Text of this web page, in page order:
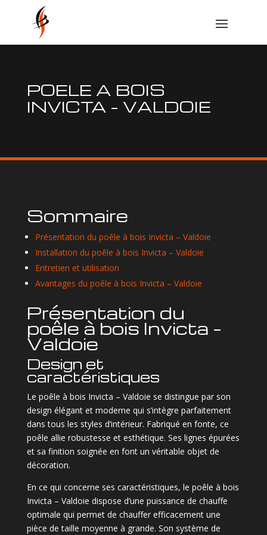
POELE A BOIS
INVICTA – VALDOIE
Sommaire
Présentation du poêle à bois Invicta – Valdoie
Installation du poêle à bois Invicta – Valdoie
Entretien et utilisation
Avantages du poêle à bois Invicta – Valdoie
Présentation du
poêle à bois Invicta –
Valdoie
Design et
caractéristiques
Le poêle à bois Invicta – Valdoie se distingue par son
design élégant et moderne qui s’intègre parfaitement
dans tous les styles d’intérieur. Fabriqué en fonte, ce
poêle allie robustesse et esthétique. Ses lignes épurées
et sa finition soignée en font un véritable objet de
décoration.
En ce qui concerne ses caractéristiques, le poêle à bois
Invicta – Valdoie dispose d’une puissance de chauffe
optimale qui permet de chauffer efficacement une
pièce de taille moyenne à grande. Son système de